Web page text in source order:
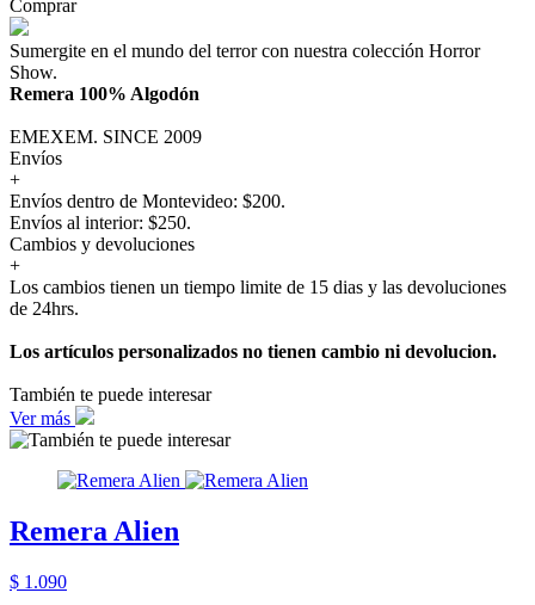
Comprar
Sumergite en el mundo del terror con nuestra colección Horror
Show.
Remera 100% Algodón
EMEXEM. SINCE 2009
Envíos
+
Envíos dentro de Montevideo: $200.
Envíos al interior: $250.
Cambios y devoluciones
+
Los cambios tienen un tiempo limite de 15 dias y las devoluciones
de 24hrs.
Los artículos personalizados no tienen cambio ni devolucion.
También te puede interesar
Ver más
Remera Alien
$ 1.090